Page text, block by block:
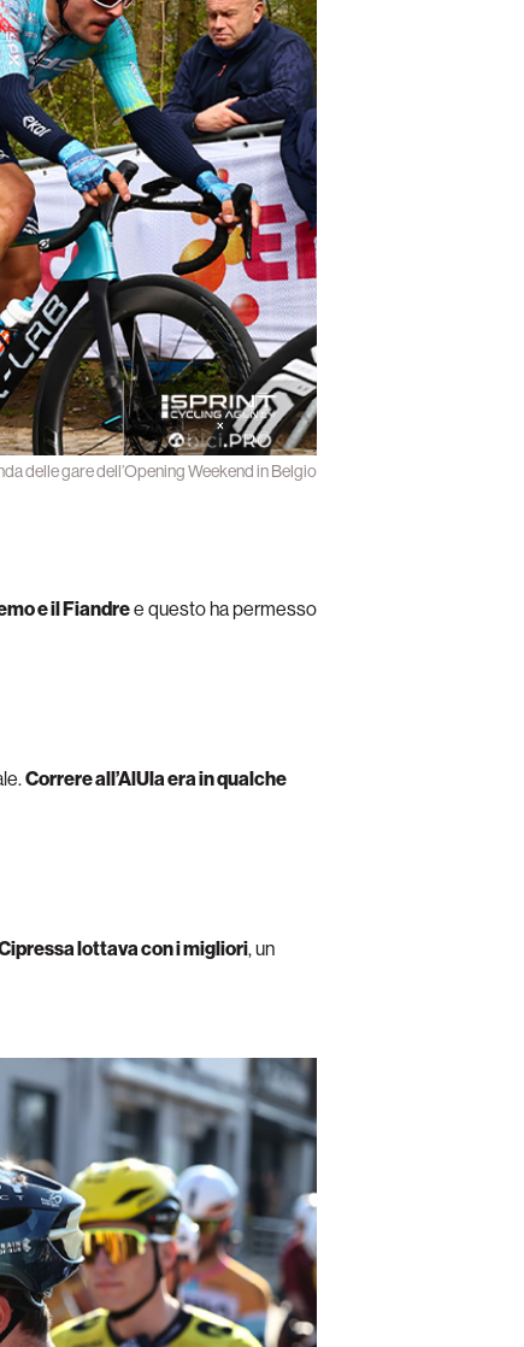
delle gare dell’Opening Weekend in Belgio
e il Fiandree questo ha permesso
Correre all’AlUla era in qualche
lottava con i migliori, un